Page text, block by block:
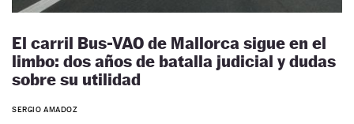
El carril Bus-VAO de Mallorca sigue en el
limbo: dos años de batalla judicial y dudas
sobre su utilidad
SERGIO AMADOZ